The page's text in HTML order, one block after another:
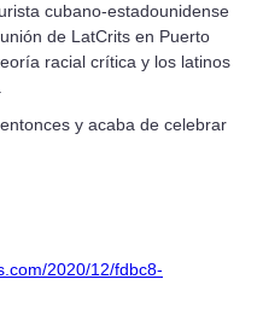
cubano-estadounidense
de LatCrits en Puerto
racial crítica y los latinos
y acaba de celebrar
2020/12/fdbc8-